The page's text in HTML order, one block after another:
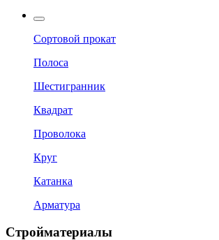
Сортовой прокат
Полоса
Шестигранник
Квадрат
Проволока
Круг
Катанка
Арматура
Стройматериалы